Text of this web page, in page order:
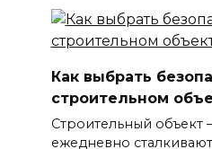
Как выбрать
строительном
Строительный объект
ежедневно